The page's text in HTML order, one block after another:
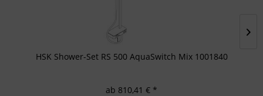
HSK Shower-Set RS 500 AquaSwitch Mix 1001840
ab 810,41 € *